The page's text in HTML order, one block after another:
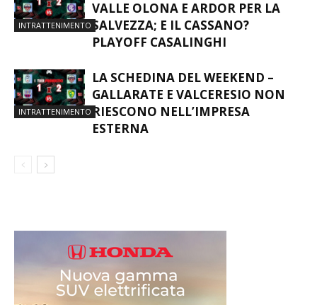
INTRATTENIMENTO
VALLE OLONA E ARDOR PER LA
SALVEZZA; E IL CASSANO?
PLAYOFF CASALINGHI
INTRATTENIMENTO
LA SCHEDINA DEL WEEKEND –
GALLARATE E VALCERESIO NON
RIESCONO NELL’IMPRESA
ESTERNA